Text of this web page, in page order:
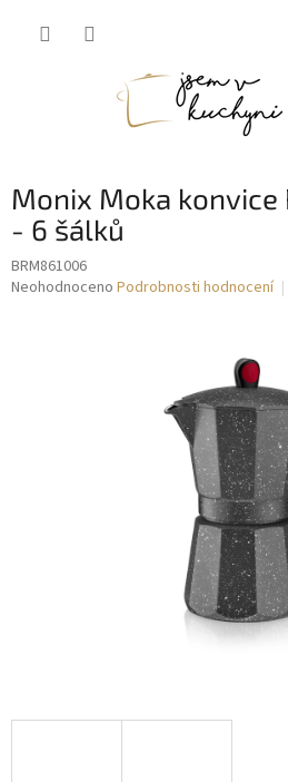
Monix Moka konvice
- 6 šálků
BRM861006
Průměrné
Neohodnoceno Podrobnosti hodnocení